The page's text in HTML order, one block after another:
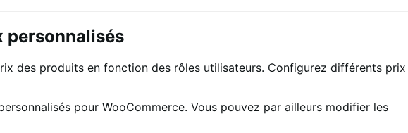
personnalisés
des produits en fonction des rôles utilisateurs. Configurez différents prix
pour WooCommerce. Vous pouvez par ailleurs modifier les